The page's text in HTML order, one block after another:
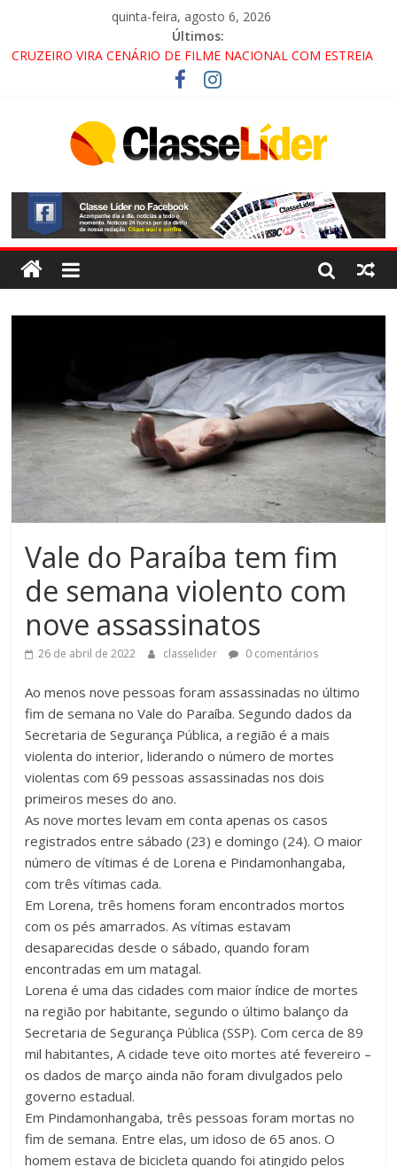
quinta-feira, agosto 6, 2026
Últimos:
CRUZEIRO VIRA CENÁRIO DE FILME NACIONAL COM ESTREIA
PROMOTOR DO GAECO
ACESSO À APARECIDA NA DUTRA SERÁ BLOQUEADO NO FIM
ALTERNATIVAS
LORENA, PINDAMONHANGABA E QUELUZ NA RETA FINAL
PELA FÁBRICA DA COCA-COLA!
Vale do Paraíba tem fim
de semana violento com
nove assassinatos
26 de abril de 2022 classelider 0 comentários
Ao menos nove pessoas foram assassinadas no último
fim de semana no Vale do Paraíba. Segundo dados da
Secretaria de Segurança Pública, a região é a mais
violenta do interior, liderando o número de mortes
violentas com 69 pessoas assassinadas nos dois
primeiros meses do ano.
As nove mortes levam em conta apenas os casos
registrados entre sábado (23) e domingo (24). O maior
número de vítimas é de Lorena e Pindamonhangaba,
com três vítimas cada.
Em Lorena, três homens foram encontrados mortos
com os pés amarrados. As vítimas estavam
desaparecidas desde o sábado, quando foram
encontradas em um matagal.
Lorena é uma das cidades com maior índice de mortes
na região por habitante, segundo o último balanço da
Secretaria de Segurança Pública (SSP). Com cerca de 89
mil habitantes, A cidade teve oito mortes até fevereiro –
os dados de março ainda não foram divulgados pelo
governo estadual.
Em Pindamonhangaba, três pessoas foram mortas no
fim de semana. Entre elas, um idoso de 65 anos. O
homem estava de bicicleta quando foi atingido pelos